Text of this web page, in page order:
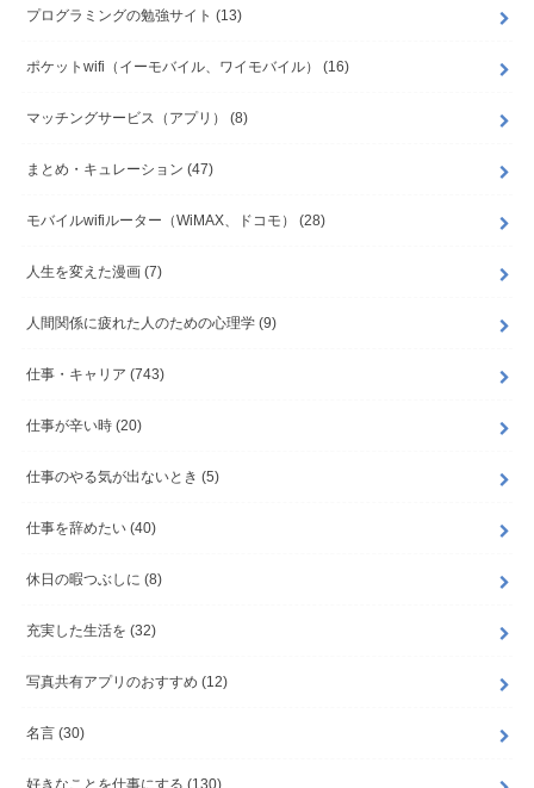
プログラミングの勉強サイト (13)
ポケットwifi（イーモバイル、ワイモバイル） (16)
マッチングサービス（アプリ） (8)
まとめ・キュレーション (47)
モバイルwifiルーター（WiMAX、ドコモ） (28)
人生を変えた漫画 (7)
人間関係に疲れた人のための心理学 (9)
仕事・キャリア (743)
仕事が辛い時 (20)
仕事のやる気が出ないとき (5)
仕事を辞めたい (40)
休日の暇つぶしに (8)
充実した生活を (32)
写真共有アプリのおすすめ (12)
名言 (30)
好きなことを仕事にする (130)